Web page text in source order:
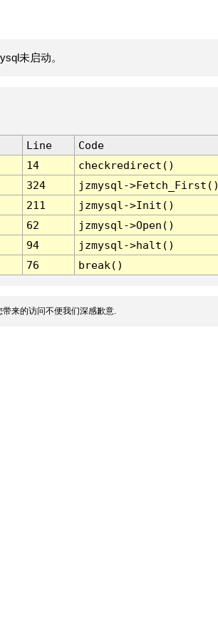
未启动。
Line
Code
14
checkredirect()
324
jzmysql-
211
jzmysql->Init()
62
jzmysql->Open()
94
jzmysql->halt()
76 break()
来的访问不便我们深感歉意.